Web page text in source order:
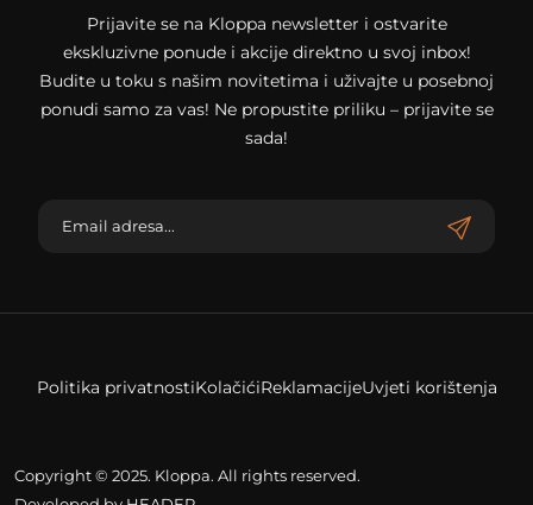
Prijavite se na Kloppa newsletter i ostvarite
ekskluzivne ponude i akcije direktno u svoj inbox!
Budite u toku s našim novitetima i uživajte u posebnoj
ponudi samo za vas! Ne propustite priliku – prijavite se
sada!
Politika privatnostiKolačićiReklamacijeUvjeti korištenja
Copyright © 2025. Kloppa. All rights reserved.